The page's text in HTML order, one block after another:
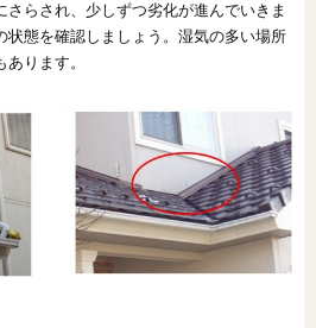
らされ、少しずつ劣化が進んでいきま
状態を確認しましょう。湿気の多い場所
ります。